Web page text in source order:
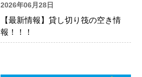
2026年06月28日
【最新情報】貸し切り筏の空き情
報！！！